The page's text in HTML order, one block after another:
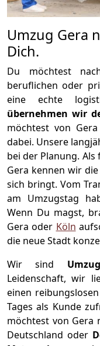
Umzug Gera
Dich.
Du möchtest
beruflichen oder
eine echte
übernehmen wir
möchtest von
dabei. Unsere
bei der Planung.
Gera kennen wir
sich bringt. Vom
am Umzugstag
Wenn Du magst,
Gera oder Köln
die neue Stadt
Wir sind
Leidenschaft, wir
einen
Tages als Kunde
möchtest von Gera
Deutschland oder